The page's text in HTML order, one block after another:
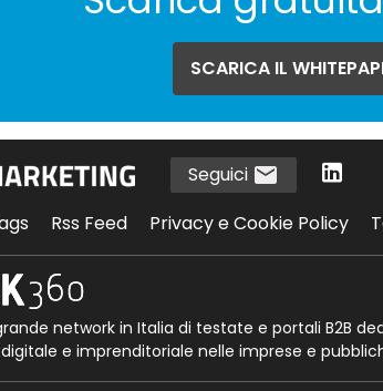
SCARICA IL
Seguici
Rss Feed Privacy e Cookie Policy
network in Italia di testate e portali B2B
e imprenditoriale nelle imprese e